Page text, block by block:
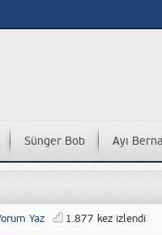
Sünger Bob Ayı
Yaz 1.877 kez izlendi